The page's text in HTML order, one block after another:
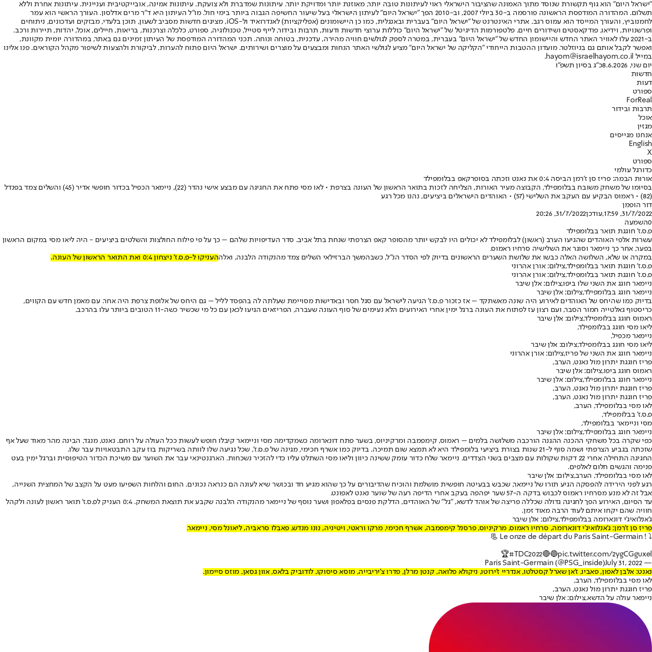
"ישראל היום" הוא גוף תקשורת שנוסד מתוך האמונה שהציבור הישראלי ראוי לעיתונות טובה יותר, מאוזנת יותר ומדויקת יותר. עיתונות שמדברת ולא צועקת. עיתונות אמינה, אובייקטיבית ועניינית. עיתונות אחרת וללא
תשלום. המהדורה המודפסת הראשונה פורסמה ב-30 ביולי 2007, וב-2010 הפך "ישראל היום" לעיתון הישראלי בעל שיעור החשיפה הגבוה ביותר בימי חול. מו"ל העיתון היא ד"ר מרים אדלסון. העורך הראשי הוא עמר
לחמנוביץ, והעורך המייסד הוא עמוס רגב. אתרי האינטרנט של "ישראל היום" בעברית ובאנגלית, כמו כן היישומונים (אפליקציות) לאנדרואיד ול-iOS, מציגים חדשות מסביב לשעון, תוכן בלעדי, מבזקים ועדכונים, ניתוחים
ופרשנויות, וידיאו, פודקאסטים ושידורים חיים. פלטפורמות הדיגיטל של "ישראל היום" כוללות ערוצי חדשות ודעות, תרבות ובידור, לייף סטייל, טכנולוגיה, ספורט, כלכלה וצרכנות, בריאות, חיילים, אוכל, יהדות, תיירות ורכב.
ב-2021 עלו לאוויר האתר החדש והיישומון החדש של "ישראל היום" בעברית, במטרה לספק לגולשים חוויה מהירה, עדכנית, בטוחה ונוחה. תכני המהדורה המודפסת של העיתון זמינים גם באתר, במהדורה יומית מקוונת,
ואפשר לקבל אותם גם בניוזלטר. מועדון ההטבות הייחודי "הקליקה של ישראל היום" מציע לגולשי האתר הנחות ומבצעים על מוצרים ושירותים. ישראל היום פתוח להערות, לביקורת ולהצעות לשיפור מקהל הקוראים. פנו אלינו
במייל hayom@israelhayom.co.il.
יום שני, 8.6.2026
כ"ג בסיון תשפ"ו
חדשות
דעות
ספורט
ForReal
תרבות ובידור
אוכל
מגזין
אנחנו מגייסים
English
X
ספורט
כדורגל עולמי
אורות הבמה: פריז סן ז'רמן הביסה 0:4 את נאנט וזכתה בסופרקאפ בבלומפילד
בסיומו של משחק משובח בבלומפילד, הקבוצה מעיר האורות, הצליחה לזכות בתואר הראשון של העונה בצרפת • לאו מסי פתח את החגיגה עם מבצע אישי נהדר (22), ניימאר הכפיל בכדור חופשי אדיר (45) והשלים צמד בפנדל
(82) • ראמוס הבקיע עם העקב את השלישי (57) • האוהדים הישראלים ביציעים, נהנו מכל רגע
דור הופמן
31/7/2022, 17:59
,עודכן31/7/2022, 20:26
0השמעה
פ.ס.ז' חוגגת תואר בבלומפילד
עשרות אלפי האוהדים שהגיעו הערב (ראשון) לבלומפילד לא יכולים היו לבקש יותר מהסופר קאפ הצרפתי שנחת בתל אביב. סדר העדיפויות שלהם – כך על פי פילוח החולצות והשלטים ביציעים - היה ליאו מסי במקום הראשון
בפער, אחר כך ניימאר וסוגר את השלישיה סרחיו ראמוס.
במקרה או שלא, השלושה האלה כבשו את שלושת השערים הראשונים בדיוק לפי הסדר הנ"ל, כשבהמשך הברזילאי השלים צמד מהנקודה הלבנה, ואלההעניקו ל-פ.ס.ז' ניצחון 0:4 ואת התואר הראשון של העונה.
פ.ס.ז' חוגגת תואר בבלומפילד,צילום: אורן אהרוני
פ.ס.ז' חוגגת תואר בבלומפילד,צילום: אורן אהרוני
ניימאר חוגג את השני שלו ביפו,צילום: אלן שיבר
ניימאר חוגג בבלומפילד,צילום: אלן שיבר
בדיוק כמו שהיחס של האוהדים לאירוע היה שונה מאשתקד – אז כזכור פ.ס.ז' הגיעה לישראל עם סגל חסר ובאדישות מסויימת שעלתה לה בהפסד לליל – גם היחס של אלופת צרפת היה אחר. עם מאמן חדש עם הקווים,
כריסטוף גאלטייה חמור הסבר, ועם רצון עז לפתוח את העונה ברגל ימין אחרי האירועים הלא נעימים של סוף העונה שעברה, הפריזאים הגיעו לכאן עם כל מי שכשיר כשה-11 הטובים ביותר עלו בהרכב.
ראמוס חוגג בבלומפילד,צילום: אלן שיבר
ליאו מסי חוגג בבלומפילד,
ניימאר מכפיל,
ליאו מסי חוגג בבלומפילד,צילום: אלן שיבר
ניימאר חוגג את השני של פריז,צילום: אורן אהרוני
פריז חוגגת יתרון מול נאנט, הערב,
ראמוס חוגג ביפו,צילום: אלן שיבר
ניימאר חוגג בבלומפילד,צילום: אלן שיבר
פריז חוגגת יתרון מול נאנט, הערב,
פריז חוגגת יתרון מול נאנט, הערב,
לאו מסי בבלומפילד, הערב,
פ.ס.ז' בבלומפילד,
מסי וניימאר בבלומפילד,
ניימאר חוגג בבלומפילד,צילום: אלן שיבר
כפי שקרה בכל משחקי ההכנה ההגנה הורכבה משלושה בלמים – ראמוס, קימפמבה ומרקיניוס, בשער פתח דונארומה כשמקדימה מסי וניימאר קיבלו חופש לעשות ככל העולה על רוחם. נאנט, מנגד, הבינה מהר מאוד שעל אף
שזכתה בגביע הצרפתי ושמה סוף ל-21 שנות בצורת ביציעי בלומפילד היא לא תמצא שום תמיכה. בדיוק כמו אשרף חכימי, מגינה של פ.ס.ז', שכל נגיעה שלו לוותה בשריקות בוז עקב התבטאויות עבר שלו.
החגיגה התחילה אחרי 22 דקות שקולות עם מצבים בשני הצדדים. ניימאר שלח כדור עומק ששינה כיוון וליאו מסי השתלט עליו כדי להזכיר נשכחות. הארגנטינאי עבר את השוער עם משיכת הכדור הטיפוסית וברגל ימין בעט
פנימה והגשים חלום לאלפים.
לאו מסי בבלומפילד, הערב,צילום: אלן שיבר
רגע לפני הירידה להפסקה הגיע תורו של ניימאר, שכבש בבעיטה חופשית מושלמת והוכיח שהדיבורים על כך שהוא מגיע חד ובכושר שיא לעונה הם כנראה נכונים. החום והלחות השפיעו מעט על הקצב של המחצית השנייה,
אבל זה לא מנע מסרחיו ראמוס לכבוש בדקה ה-57 שער יפהפה בעקב אחרי הדיפה רעה של שוער נאנט לאפונט.
עד הסיום, האירוע הפך לחגיגה גדולה שכללה פריצה של אוהד לדשא, "גל" של האוהדים, הדלקת פנסים בפלאפון ושער נוסף של ניימאר מהנקודה הלבנה שקבע את תוצאת המשחק. 0:4 העניק לפ.ס.ז' תואר ראשון לעונה ולקהל
חוויה שהם יקחו איתם לעוד הרבה מאוד זמן.
ג'אנלואיג'י דונארומה בבלומפילד,צילום: אלן שיבר
פריז סן ז'רמן: ג'אנלואיג'י דונארומה, סרחיו ראמוס, מרקיניוס, פרסנל קימפמבה, אשרף חכימי, מרקו וראטי, ויטיניה, נונו מנדש, פאבלו סראביה, ליאונל מסי, ניימאר.
📃 Le onze de départ du Paris Saint-Germain ! ⤵️
🏆#TDC2022🔴🔵pic.twitter.com/2ygCGguxel
— Paris Saint-Germain (@PSG_inside)
July 31, 2022
נאנט: אלבן לאפון, פאביו, ז'אן שארל קסטלטו, אנדריי ז'ירוטו, ניקולא פלואה, קנטן מרלן, פדרו צ'יריבייה, מוסא סיסוקו, לודוביק בלאס, אוון גסאן, מוזס סיימון.
לאו מסי בבלומפילד, הערב,
פריז חוגגת יתרון מול נאנט, הערב,
ניימאר עולה על הדשא,צילום: אלן שיבר